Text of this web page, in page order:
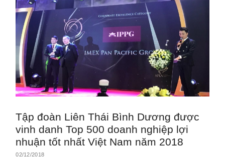
Tập đoàn Liên Thái Bình Dương được
vinh danh Top 500 doanh nghiệp lợi
nhuận tốt nhất Việt Nam năm 2018
02/12/2018